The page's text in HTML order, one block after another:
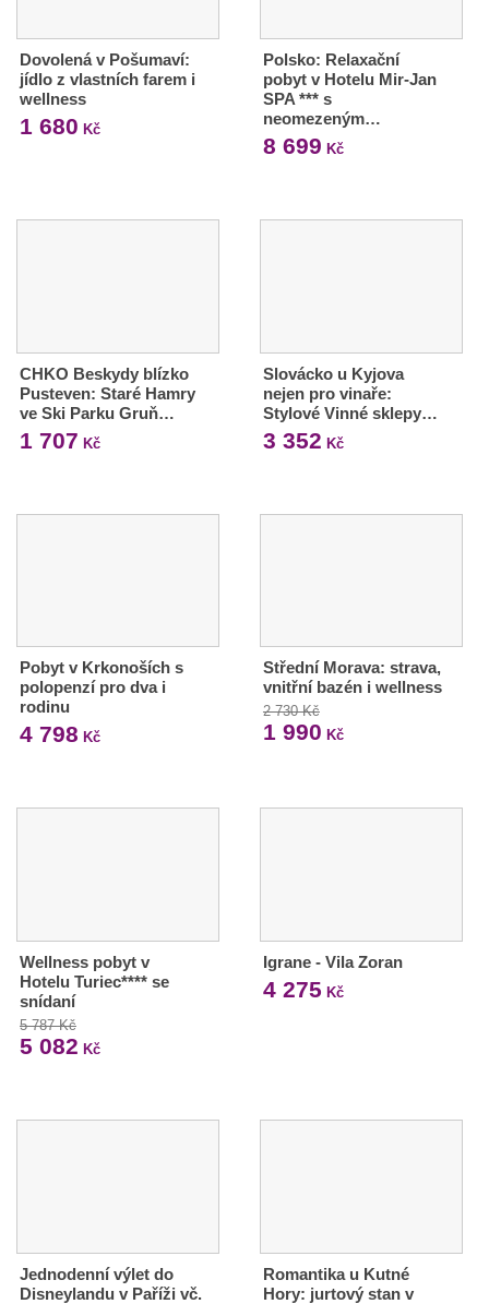
Dovolená v Pošumaví:
jídlo z vlastních farem i
wellness
1 680 Kč
Polsko: Relaxační
pobyt v Hotelu Mir-Jan
SPA *** s
neomezeným…
8 699 Kč
CHKO Beskydy blízko
Pusteven: Staré Hamry
ve Ski Parku Gruň…
1 707 Kč
Slovácko u Kyjova
nejen pro vinaře:
Stylové Vinné sklepy…
3 352 Kč
Pobyt v Krkonoších s
polopenzí pro dva i
rodinu
4 798 Kč
Střední Morava: strava,
vnitřní bazén i wellness
2 730 Kč
1 990 Kč
Wellness pobyt v
Hotelu Turiec**** se
snídaní
5 787 Kč
5 082 Kč
Igrane - Vila Zoran
4 275 Kč
Jednodenní výlet do
Disneylandu v Paříži vč.
Romantika u Kutné
Hory: jurtový stan v